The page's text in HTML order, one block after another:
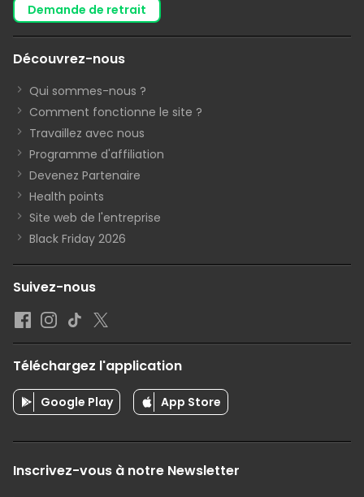
demande de retrait
Découvrez-nous
Qui sommes-nous ?
Comment fonctionne le site ?
Travaillez avec nous
Programme d'affiliation
Devenez Partenaire
Health points
Site web de l'entreprise
Black Friday 2026
Suivez-nous
Téléchargez l'application
Google Play App Store
Inscrivez-vous à notre Newsletter